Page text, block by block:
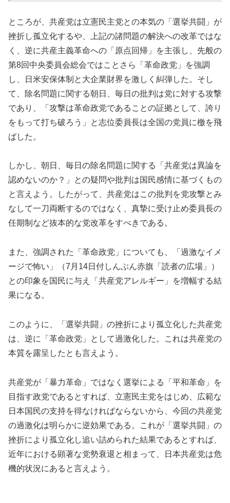
ところが、共産党は立憲民主党との本気の「選挙共闘」が
挫折し孤立化するや、上記の諸問題の解決への改革ではな
く、逆に共産主義革命への「原点回帰」を主張し、先般の
第8回中央委員会総会ではことさら「革命政党」を強調
し、日米安保体制と大企業財界を激しく糾弾した。そし
て、除名問題に関する朝日、毎日の批判は党に対する攻撃
であり、「攻撃は革命政党であることの証拠として、誇り
をもって打ち破ろう」と志位委員長は全国の党員に檄を飛
ばした。
しかし、朝日、毎日の除名問題に関する「共産党は異論を
認めないのか？」との疑問や批判は国民感情に基づくもの
と言えよう。したがって、共産党はこの批判を党攻撃とみ
なして一刀両断するのではなく、真摯に受け止め委員長の
任期制など抜本的な党改革をすべきである。
また、強調された「革命政党」についても、「過激なイメ
ージで怖い」（7月14日付しんぶん赤旗「読者の広場」）
との印象を国民に与え「共産党アレルギー」を増幅する結
果になる。
このように、「選挙共闘」の挫折により孤立化した共産党
は、逆に「革命政党」として過激化した。これは共産党の
本質を露呈したとも言えよう。
共産党が「暴力革命」ではなく選挙による「平和革命」を
目指す政党であるとすれば、立憲民主党をはじめ、広範な
日本国民の支持を得なければならないから、今回の共産党
の過激化は明らかに逆効果である。これが「選挙共闘」の
挫折により孤立化し追い詰められた結果であるとすれば、
近年における顕著な党勢衰退と相まって、日本共産党は危
機的状況にあると言えよう。